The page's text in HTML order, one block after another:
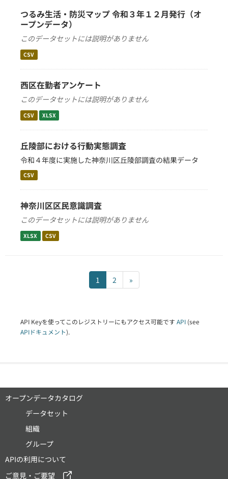
つるみ生活・防災マップ 令和３年１２月発行（オ
ープンデータ）
このデータセットには説明がありません
CSV
西区在勤者アンケート
このデータセットには説明がありません
CSV XLSX
丘陵部における行動実態調査
令和４年度に実施した神奈川区丘陵部調査の結果データ
CSV
神奈川区区民意識調査
このデータセットには説明がありません
XLSX CSV
1 2 »
API Keyを使ってこのレジストリーにもアクセス可能です API (see
APIドキュメント).
オープンデータカタログ
データセット
組織
グループ
APIの利用について
ご意見・ご要望